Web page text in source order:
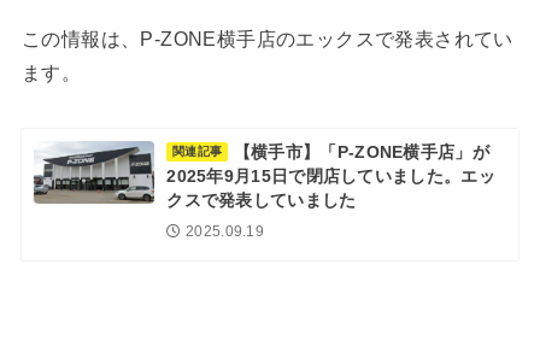
この情報は、P-ZONE横手店のエックスで発表されてい
ます。
関連記事
【横手市】「P-ZONE横手店」が
2025年9月15日で閉店していました。エッ
クスで発表していました
2025.09.19